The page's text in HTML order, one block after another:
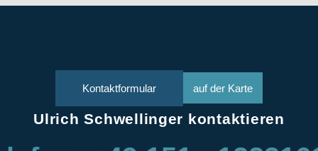
Kontaktformular auf der Karte
Ulrich Schwellinger kontaktieren